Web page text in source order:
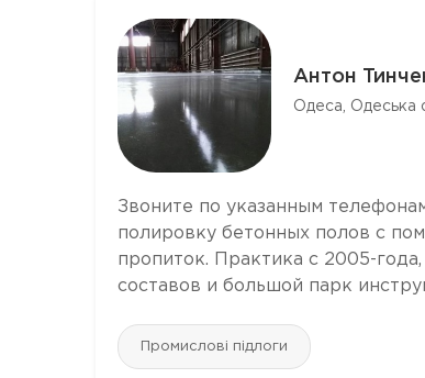
Антон
Одеса, Одеська
Звоните по указанным
полировку бетонных полов с
пропиток. Практика с 2005-
составов и большой парк
Промислові підлоги